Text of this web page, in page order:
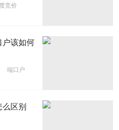
竞价
该如何
端口户
区别